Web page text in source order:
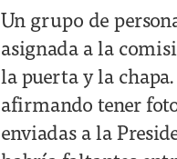
Un grupo de
asignada a la
la puerta y la
afirmando tener
enviadas a la